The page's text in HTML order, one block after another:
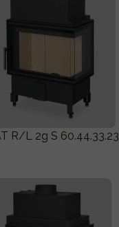
R/L 2g S 60.44.33.23